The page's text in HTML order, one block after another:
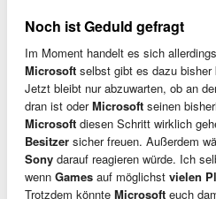
Noch ist Geduld gefragt
Im Moment handelt es sich
Microsoft selbst gibt es dazu bisher
Jetzt bleibt nur abzuwarten, ob an
dran ist oderMicrosoft seinen
Microsoft diesen Schritt wirklich
Besitzer sicher freuen. Außerdem
Sony darauf reagieren würde. Ich
wenn Games auf möglichst vielen
Trotzdem könnte Microsoft euch